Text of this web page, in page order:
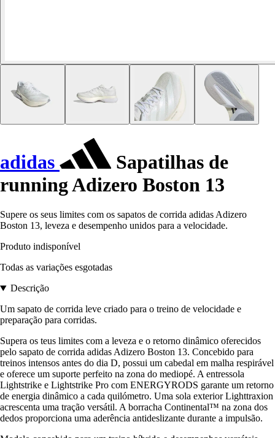
adidas
Sapatilhas de
running Adizero Boston 13
Supere os seus limites com os sapatos de corrida adidas Adizero
Boston 13, leveza e desempenho unidos para a velocidade.
Produto indisponível
Todas as variações esgotadas
Descrição
Um sapato de corrida leve criado para o treino de velocidade e
preparação para corridas.
Supera os teus limites com a leveza e o retorno dinâmico oferecidos
pelo sapato de corrida adidas Adizero Boston 13. Concebido para
treinos intensos antes do dia D, possui um cabedal em malha respirável
e oferece um suporte perfeito na zona do mediopé. A entressola
Lightstrike e Lightstrike Pro com ENERGYRODS garante um retorno
de energia dinâmico a cada quilómetro. Uma sola exterior Lighttraxion
acrescenta uma tração versátil. A borracha Continental™ na zona dos
dedos proporciona uma aderência antideslizante durante a impulsão.